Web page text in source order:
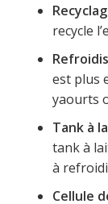
recycle
est plus
yaourts
Tank à
tank à
à
Cellule